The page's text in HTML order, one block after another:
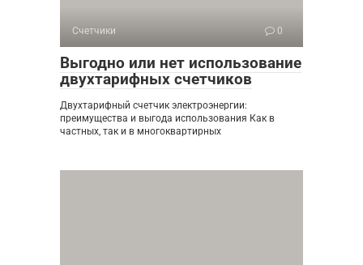
Счетчики 0
Выгодно или нет использование
двухтарифных счетчиков
Двухтарифный счетчик электроэнергии:
преимущества и выгода использования Как в
частных, так и в многоквартирных